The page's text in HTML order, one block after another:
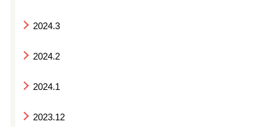
2024.3
2024.2
2024.1
2023.12